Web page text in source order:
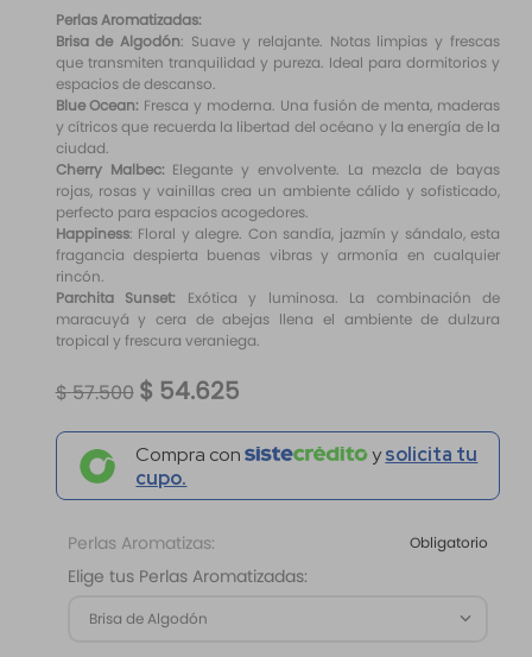
Perlas Aromatizadas:
Brisa de Algodón: Suave y relajante. Notas limpias y frescas
que transmiten tranquilidad y pureza. Ideal para dormitorios y
espacios de descanso.
Blue Ocean: Fresca y moderna. Una fusión de menta, maderas
y cítricos que recuerda la libertad del océano y la energía de la
ciudad.
Cherry Malbec: Elegante y envolvente. La mezcla de bayas
rojas, rosas y vainillas crea un ambiente cálido y sofisticado,
perfecto para espacios acogedores.
Happiness: Floral y alegre. Con sandía, jazmín y sándalo, esta
fragancia despierta buenas vibras y armonía en cualquier
rincón.
Parchita Sunset: Exótica y luminosa. La combinación de
maracuyá y cera de abejas llena el ambiente de dulzura
tropical y frescura veraniega.
$57.500 $ 54.625
Compra con ysolicita tu
cupo.
Perlas Aromatizas: Obligatorio
Elige tus Perlas Aromatizadas:
Brisa de Algodón